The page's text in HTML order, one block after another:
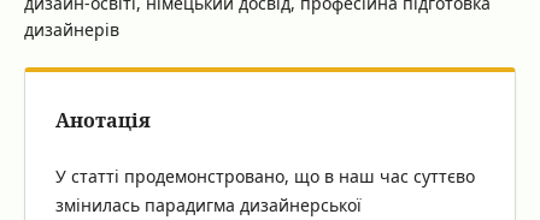
дизайнерів
Анотація
У статті продемонстровано, що в наш час суттєво
змінилась парадигма дизайнерської